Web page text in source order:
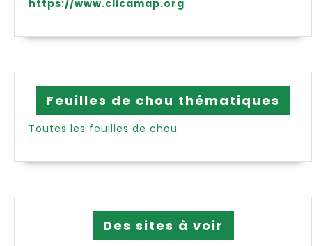
https://www.clicamap.org
Feuilles de chou thématiques
Toutes les feuilles de chou
Des sites à voir